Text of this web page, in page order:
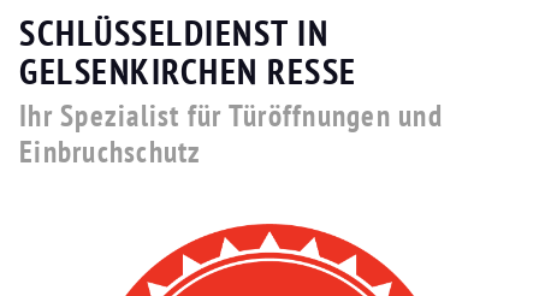
SCHLÜSSELDIENST IN
GELSENKIRCHEN RESSE
Ihr Spezialist für Türöffnungen und
Einbruchschutz